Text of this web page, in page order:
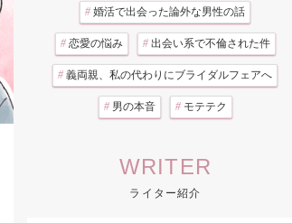
# 婚活で出会った論外な男性の話
# 恋愛の悩み # 出会い系で不倫された件
# 義両親、私の代わりにブライダルフェアへ
# 男の本音 # モテテク
WRITER
ライター紹介